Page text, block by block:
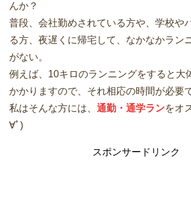
んか？
普段、会社勤めされている方や、学校や
る方、夜遅くに帰宅して、なかなかラン
がない。
例えば、10キロのランニングをすると大
かかりますので、それ相応の時間が必要
私はそんな方には、 通勤・通学ランをオ
∀ﾟ)
スポンサードリンク